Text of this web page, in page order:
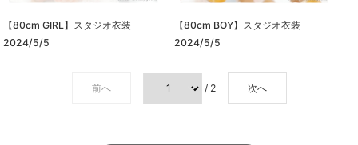
【80cm GIRL】スタジオ衣装
2024/5/5
【80cm BOY】スタジオ衣装
2024/5/5
前へ / 2 次へ